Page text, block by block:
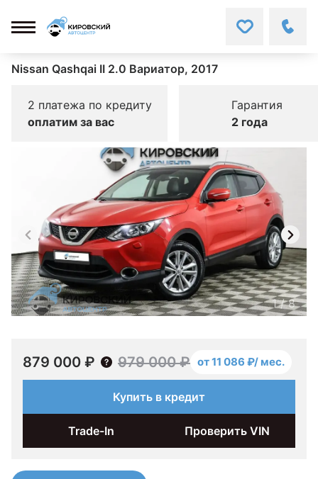
Nissan Qashqai II 2.0 Вариатор, 2017
2 платежа по кредиту
оплатим за вас
Гарантия
2 года
1/8
879 000 ₽ 979 000 ₽ от 11 086 ₽/ мес.
Купить в кредит
Trade-In Проверить VIN